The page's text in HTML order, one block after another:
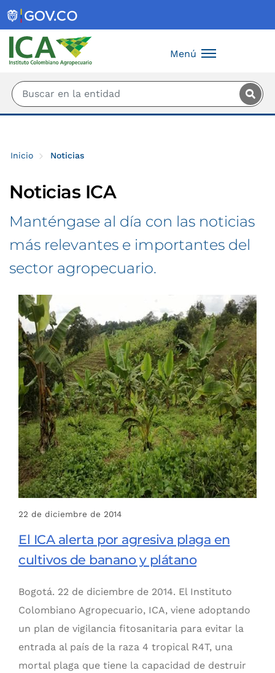
Menú
Inicio Noticias
Noticias ICA
Manténgase al día con las noticias
más relevantes e importantes del
sector agropecuario.
22 de diciembre de 2014
El ICA alerta por agresiva plaga en
cultivos de banano y plátano
Bogotá. 22 de diciembre de 2014. El Instituto
Colombiano Agropecuario, ICA, viene adoptando
un plan de vigilancia fitosanitaria para evitar la
entrada al país de la raza 4 tropical R4T, una
mortal plaga que tiene la capacidad de destruir